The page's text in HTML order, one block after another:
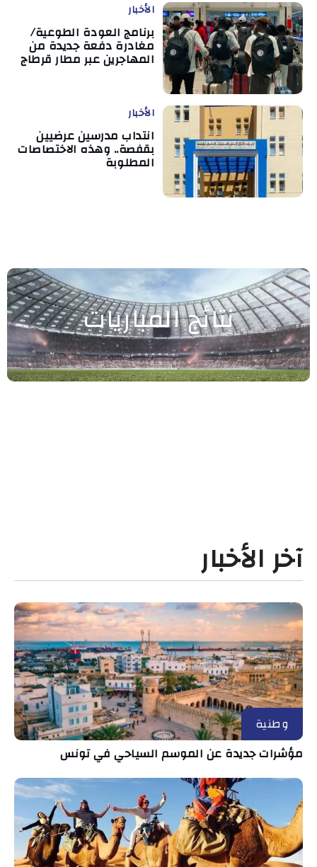
الأخبار
برنامج العودة الطوعية/
مغادرة دفعة جديدة من
المهاجرين عبر مطار قرطاج
الأخبار
انتداب مدرسين عرضيين
بقفصة.. وهذه الاختصاصات
المطلوبة
نتائج المباريات
آخر الأخبار
وطنية
مؤشرات جديدة عن الموسم السياحي في تونس